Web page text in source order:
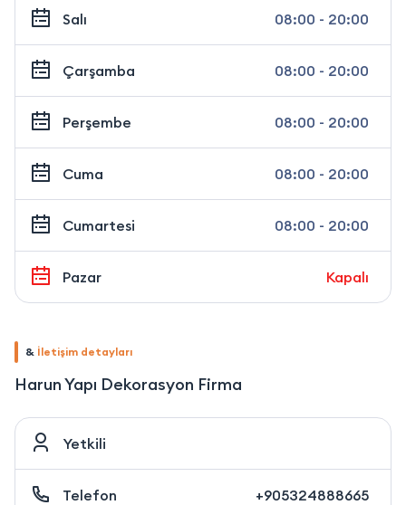
Salı 08:00 - 20:00
Çarşamba 08:00 - 20:00
Perşembe 08:00 - 20:00
Cuma 08:00 - 20:00
Cumartesi 08:00 - 20:00
Pazar Kapalı
& İletişim detayları
Harun Yapı Dekorasyon Firma
Yetkili
Telefon +905324888665